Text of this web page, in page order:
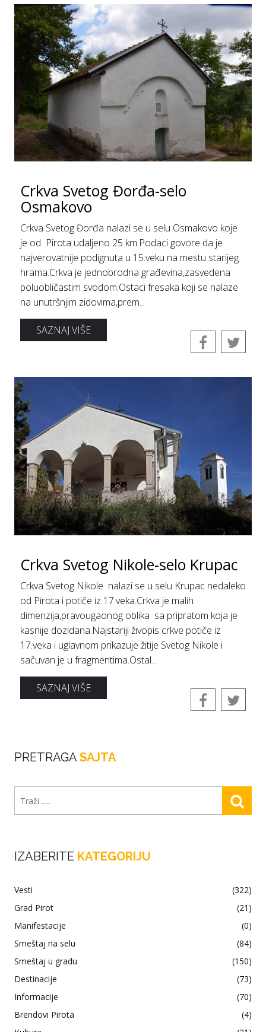
Crkva Svetog Đorđa-selo
Osmakovo
Crkva Svetog Đorđa nalazi se u selu Osmakovo koje
je od Pirota udaljeno 25 km.Podaci govore da je
najverovatnije podignuta u 15.veku na mestu starijeg
hrama.Crkva je jednobrodna građevina,zasvedena
poluobličastim svodom.Ostaci fresaka koji se nalaze
na unutršnjim zidovima,prem...
SAZNAJ VIŠE
Crkva Svetog Nikole-selo Krupac
Crkva Svetog Nikole nalazi se u selu Krupac nedaleko
od Pirota i potiče iz 17.veka.Crkva je malih
dimenzija,pravougaonog oblika sa pripratom koja je
kasnije dozidana.Najstariji živopis crkve potiče iz
17.veka i uglavnom prikazuje žitije Svetog Nikole i
sačuvan je u fragmentima.Ostal...
SAZNAJ VIŠE
PRETRAGA SAJTA
IZABERITE KATEGORIJU
Vesti
(322)
Grad Pirot
(21)
Manifestacije
(0)
Smeštaj na selu
(84)
Smeštaj u gradu
(150)
Destinacije
(73)
Informacije
(70)
Brendovi Pirota
(4)